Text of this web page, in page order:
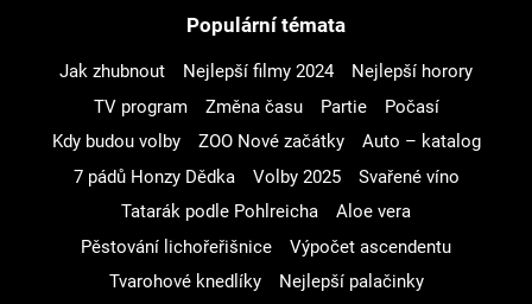
Populární témata
Jak zhubnout Nejlepší filmy 2024
Nejlepší horory
TV program
Změna času Partie
Počasí
Kdy budou volby
ZOO Nové začátky
Auto – katalog
7 pádů Honzy Dědka
Volby 2025
Svařené víno
Tatarák podle Pohlreicha
Aloe vera
Pěstování lichořeřišnice
Výpočet ascendentu
Tvarohové knedlíky
Nejlepší palačinky